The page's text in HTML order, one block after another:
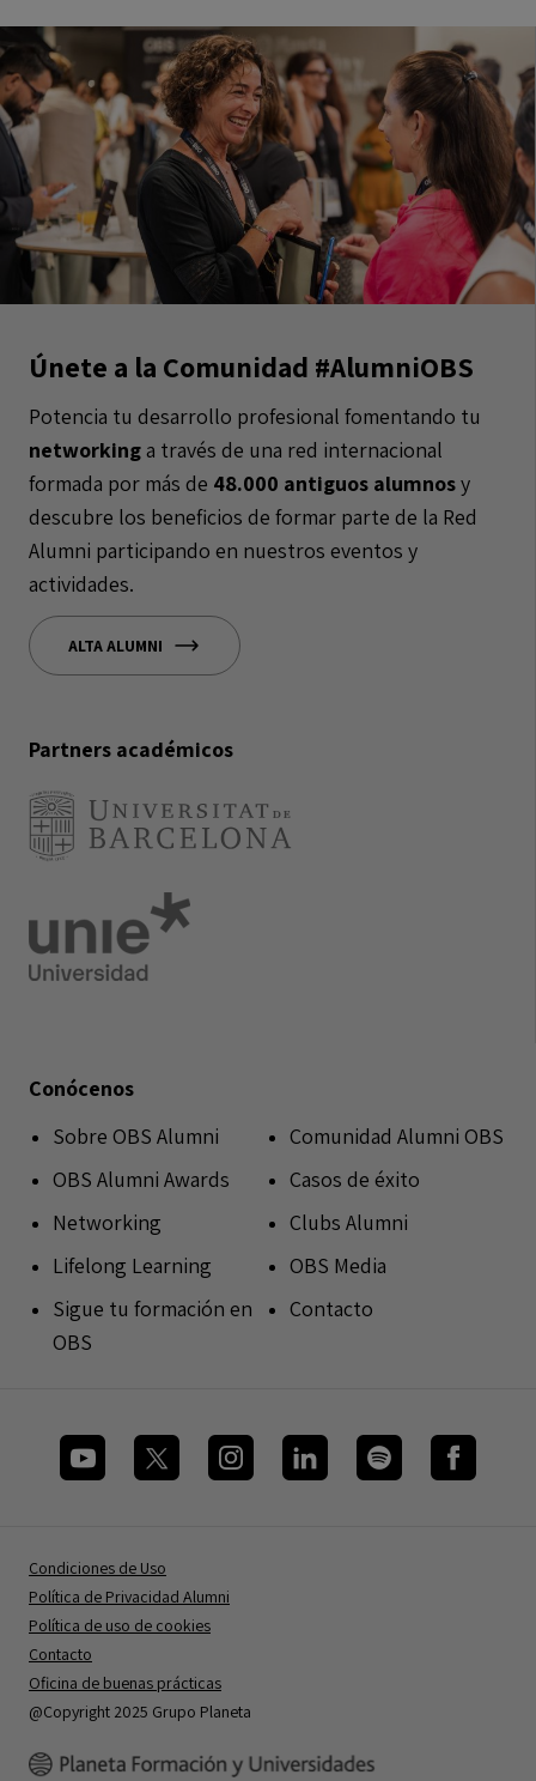
Únete a la Comunidad #AlumniOBS
Potencia tu desarrollo profesional fomentando tu
networkinga través de una red internacional
formada por más de 48.000 antiguos alumnosy
descubre los beneficios de formar parte de la Red
Alumni participando en nuestros eventos y
actividades.
ALTA ALUMNI
Partners académicos
Conócenos
Sobre OBS Alumni
OBS Alumni Awards
Networking
Lifelong Learning
Sigue tu formación en
OBS
Comunidad Alumni OBS
Casos de éxito
Clubs Alumni
OBS Media
Contacto
Condiciones de Uso
Política de Privacidad Alumni
Política de uso de cookies
Contacto
Oficina de buenas prácticas
@Copyright 2025 Grupo Planeta